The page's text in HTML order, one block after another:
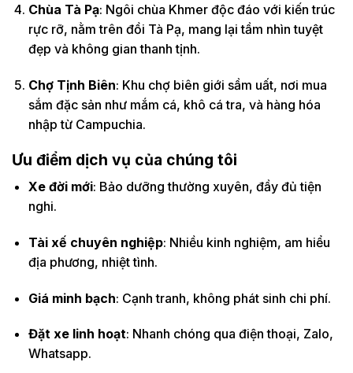
Chùa Tà Pạ: Ngôi chùa Khmer độc đáo với kiến trúc
rực rỡ, nằm trên đồi Tà Pạ, mang lại tầm nhìn tuyệt
đẹp và không gian thanh tịnh.
Chợ Tịnh Biên: Khu chợ biên giới sầm uất, nơi mua
sắm đặc sản như mắm cá, khô cá tra, và hàng hóa
nhập từ Campuchia.
Ưu điểm dịch vụ của chúng tôi
Xe đời mới: Bảo dưỡng thường xuyên, đầy đủ tiện
nghi.
Tài xế chuyên nghiệp: Nhiều kinh nghiệm, am hiểu
địa phương, nhiệt tình.
Giá minh bạch: Cạnh tranh, không phát sinh chi phí.
Đặt xe linh hoạt: Nhanh chóng qua điện thoại, Zalo,
Whatsapp.